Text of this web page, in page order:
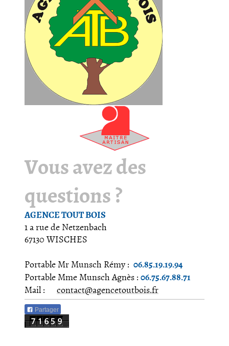
Vous avez des
questions ?
AGENCE TOUT BOIS
1 a rue de Netzenbach
67130 WISCHES
Portable Mr Munsch Rémy : 06.85.19.19.94
Portable Mme Munsch Agnès :06.75.67.88.71
Mail : contact@agencetoutbois.fr
Partager